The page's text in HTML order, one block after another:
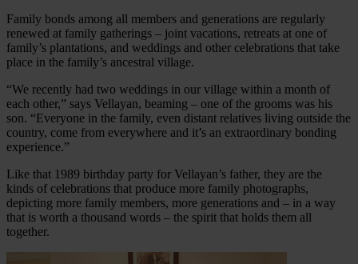
Family bonds among all members and generations are regularly
renewed at family gatherings – joint vacations, retreats at one of
family’s plantations, and weddings and other celebrations that take
place in the family’s ancestral village.
“We recently had two weddings in our village within a month of
each other,” says Vellayan, beaming – one of the grooms was his
son. “Everyone in the family, even distant relatives living outside the
country, come from everywhere and it’s an extraordinary bonding
experience.”
Like that 1989 birthday party for Vellayan’s father, they are the
kinds of celebrations that produce more family photographs,
depicting more family members, more generations and – in a way
that is worth a thousand words – the spirit that holds them all
together.